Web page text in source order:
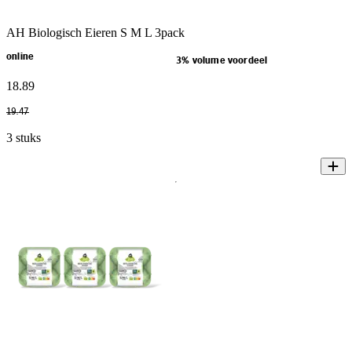
AH Biologisch Eieren S M L 3pack
online 3% volume voordeel
18.89
19.47
3 stuks